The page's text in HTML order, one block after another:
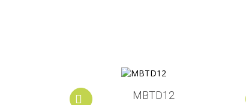
Add to cartMBTD12